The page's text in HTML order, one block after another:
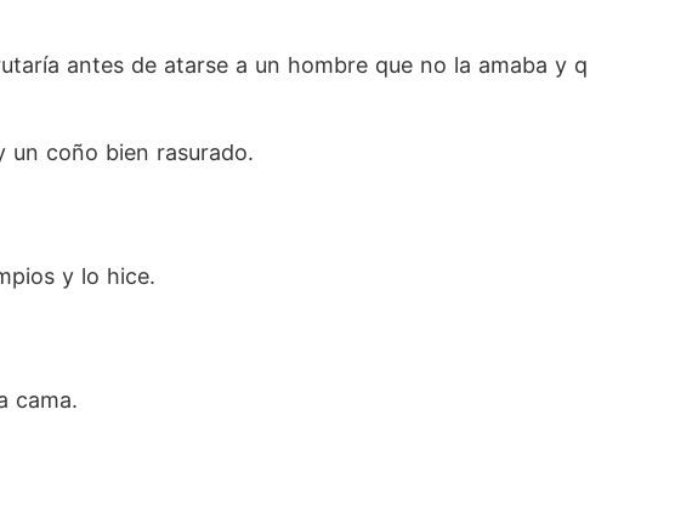
antes de atarse a un hombre que no la amaba y q
un coño bien rasurado.
y lo hice.
cama.